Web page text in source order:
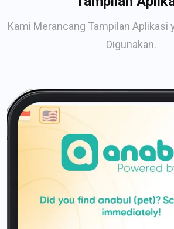
Kami Merancang Tampilan Aplikasi
Digunakan.